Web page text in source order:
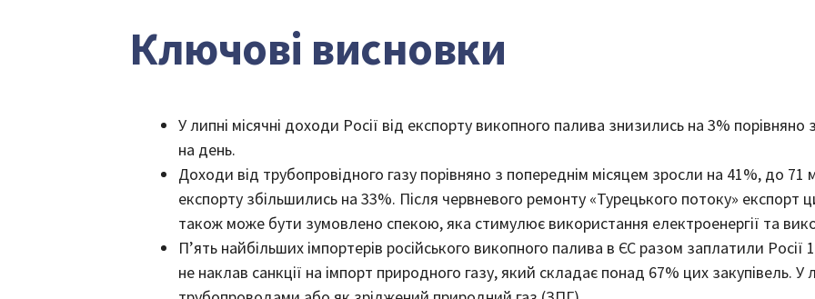
Ключові висновки
У липні місячні доходи Росії від експорту викопного палива знизились на 3%
на день.
Доходи від трубопровідного газу порівняно з попереднім місяцем зросли на 41%, до 71
експорту збільшились на 33%. Після червневого ремонту «Турецького потоку»
також може бути зумовлено спекою, яка стимулює використання електроенергії та
П’ять найбільших імпортерів російського викопного палива в ЄС разом заплатили
не наклав санкції на імпорт природного газу, який складає понад 67% цих закупівель. У